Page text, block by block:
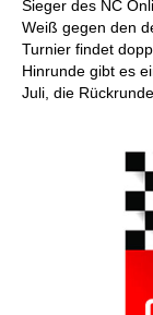
Sieger des NC
Weiß gegen den
Turnier findet
Hinrunde gibt es
Juli, die